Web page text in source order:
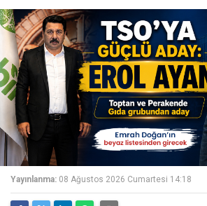
Yayınlanma: 08 Ağustos 2026 Cumartesi 14:18